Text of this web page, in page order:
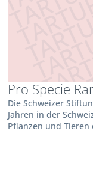
Pro Specie
Die Schweizer
Jahren in der
Pflanzen und Tieren